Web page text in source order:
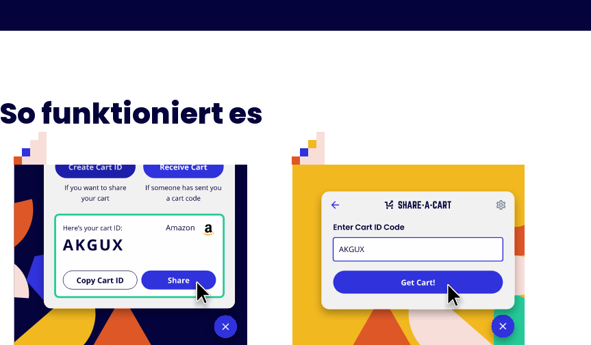
So funktioniert es